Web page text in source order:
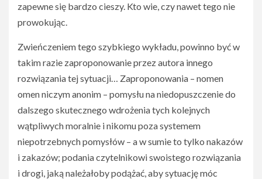
zapewne się bardzo cieszy. Kto wie, czy nawet tego nie
prowokując.
Zwieńczeniem tego szybkiego wykładu, powinno być w
takim razie zaproponowanie przez autora innego
rozwiązania tej sytuacji… Zaproponowania – nomen
omen niczym anonim – pomysłu na niedopuszczenie do
dalszego skutecznego wdrożenia tych kolejnych
wątpliwych moralnie i nikomu poza systemem
niepotrzebnych pomysłów – a w sumie to tylko nakazów
i zakazów; podania czytelnikowi swoistego rozwiązania
i drogi, jaką należałoby podążać, aby sytuację móc